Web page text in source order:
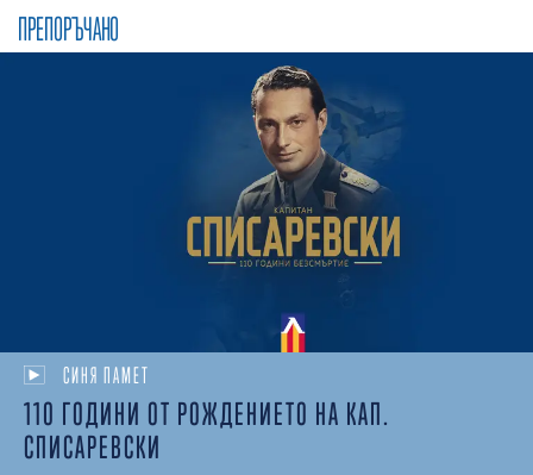
ПРЕПОРЪЧАНО
СИНЯ ПАМЕТ
110 ГОДИНИ ОТ РОЖДЕНИЕТО НА КАП.
СПИСАРЕВСКИ